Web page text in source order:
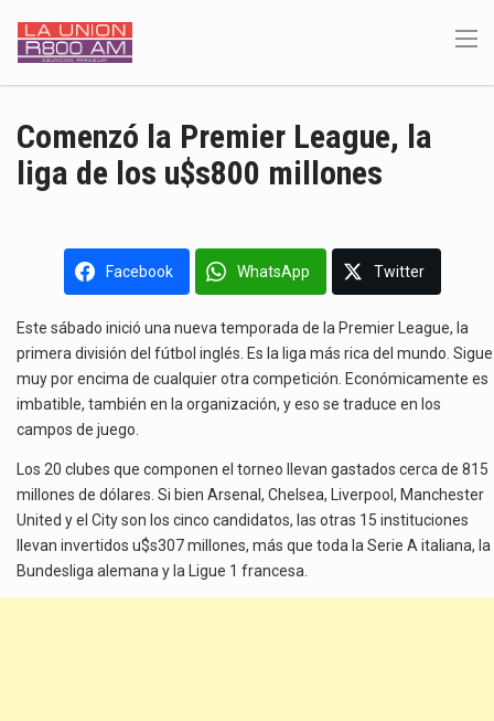
Comenzó la Premier League, la
liga de los u$s800 millones
Facebook WhatsApp Twitter
Este sábado inició una nueva temporada de la Premier League, la
primera división del fútbol inglés. Es la liga más rica del mundo. Sigue
muy por encima de cualquier otra competición. Económicamente es
imbatible, también en la organización, y eso se traduce en los
campos de juego.
Los 20 clubes que componen el torneo llevan gastados cerca de 815
millones de dólares. Si bien Arsenal, Chelsea, Liverpool, Manchester
United y el City son los cinco candidatos, las otras 15 instituciones
llevan invertidos u$s307 millones, más que toda la Serie A italiana, la
Bundesliga alemana y la Ligue 1 francesa.